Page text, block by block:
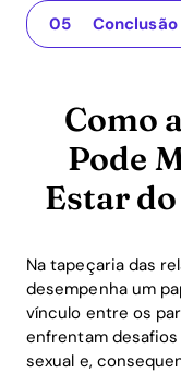
Como a Terapia
The app
Soluções
Como
Pode
Estar
Na tapeçaria das
desempenha um
vínculo entre os
enfrentam
sexual e,